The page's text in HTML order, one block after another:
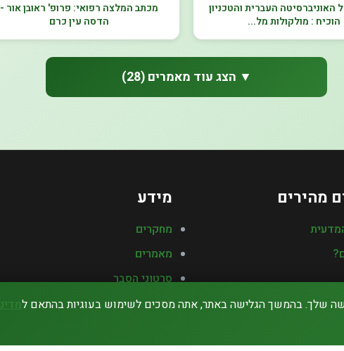
העברית והטכניון
הוכיח : מולקולות מל...
מכתב המלצה רפואי: פרופ' ראובן אור -
הדסה עין כרם
▼ הצג עוד מאמרים (28)
מהירים מידע
מחקרים
מאמרים
סרטוני הסבר
מדיניות